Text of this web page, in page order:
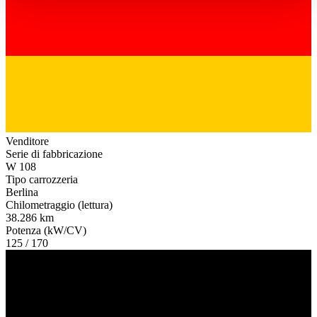
Venditore
Serie di fabbricazione
W 108
Tipo carrozzeria
Berlina
Chilometraggio (lettura)
38.286 km
Potenza (kW/CV)
125 / 170